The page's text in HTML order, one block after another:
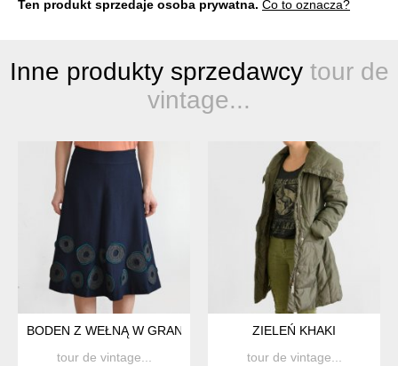
Ten produkt sprzedaje osoba prywatna. Co to oznacza?
Inne produkty sprzedawcy tour de
vintage...
BODEN Z WEŁNĄ W GRANACIE
tour de vintage...
ZIELEŃ KHAKI
tour de vintage...